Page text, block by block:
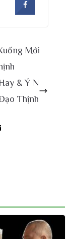
Mới
& Ý N
Thịnh